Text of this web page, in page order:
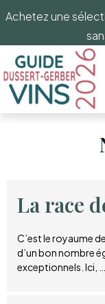
Achetez une
La race
C’est le royaume
d’un bon nombre
exceptionnels. Ici, …